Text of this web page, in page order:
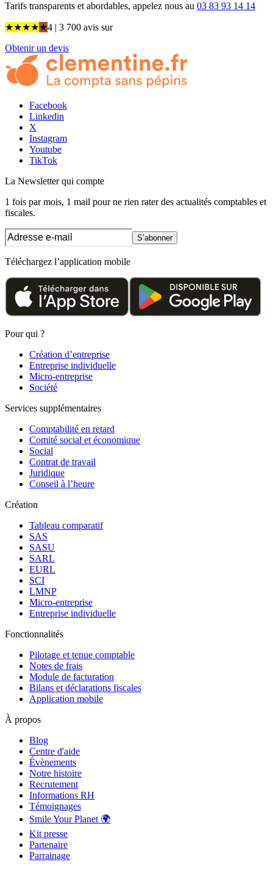
Tarifs transparents et abordables, appelez nous au 03 83 93 14 14
★★★★★4 | 3 700 avis sur
Obtenir un devis
Facebook
Linkedin
X
Instagram
Youtube
TikTok
La Newsletterqui compte
1 fois par mois, 1 mail pour ne rien rater des actualités comptables et
fiscales.
S’abonner
Téléchargez l’application mobile
Pour qui ?
Création d’entreprise
Entreprise individuelle
Micro-entreprise
Société
Services supplémentaires
Comptabilité en retard
Comité social et économique
Social
Contrat de travail
Juridique
Conseil à l’heure
Création
Tableau comparatif
SAS
SASU
SARL
EURL
SCI
LMNP
Micro-entreprise
Entreprise individuelle
Fonctionnalités
Pilotage et tenue comptable
Notes de frais
Module de facturation
Bilans et déclarations fiscales
Application mobile
À propos
Blog
Centre d'aide
Évènements
Notre histoire
Recrutement
Informations RH
Témoignages
Smile Your Planet 🌍
Kit presse
Partenaire
Parrainage